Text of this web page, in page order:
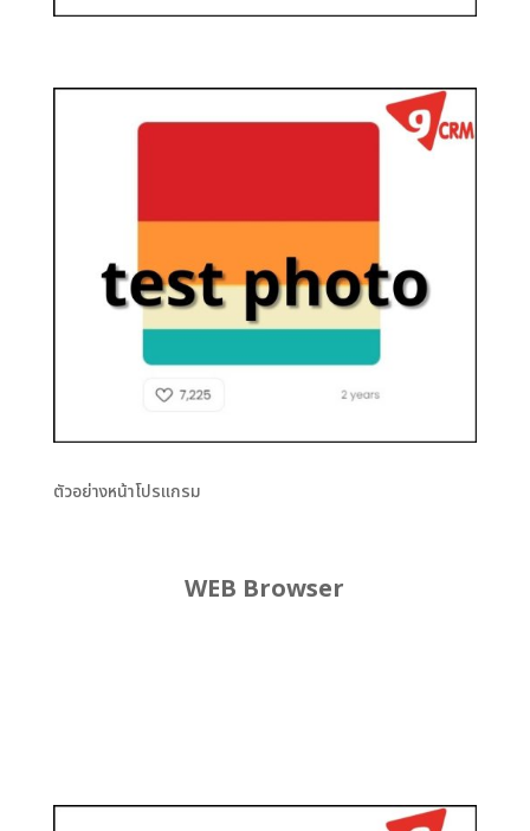
ตัวอย่างหน้าโปรแกรม
WEB Browser